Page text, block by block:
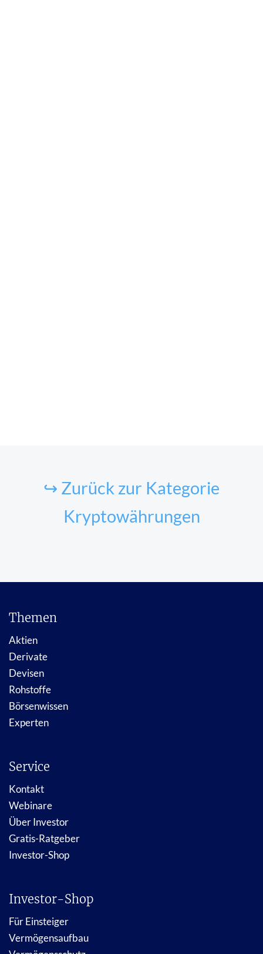
↪ Zurück zur Kategorie
Kryptowährungen
Themen
Aktien
Derivate
Devisen
Rohstoffe
Börsenwissen
Experten
Service
Kontakt
Webinare
Über Investor
Gratis-Ratgeber
Investor-Shop
Investor-Shop
Für Einsteiger
Vermögensaufbau